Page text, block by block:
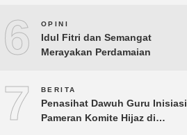
Perekonomian Rakyatnya
6 OPINI
Idul Fitri dan Semangat
Merayakan Perdamaian
7 BERITA
Penasihat Dawuh Guru Inisiasi
Pameran Komite Hijaz di